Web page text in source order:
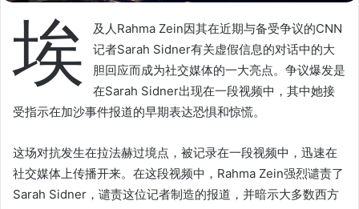
埃
及人Rahma Zein因其在近期与备受争议的CNN
记者Sarah Sidner有关虚假信息的对话中的大
胆回应而成为社交媒体的一大亮点。争议爆发是
在Sarah Sidner出现在一段视频中，其中她接
受指示在加沙事件报道的早期表达恐惧和惊慌。
这场对抗发生在拉法赫过境点，被记录在一段视频中，迅速在
社交媒体上传播开来。在这段视频中，Rahma Zein强烈谴责了
Sarah Sidner，谴责这位记者制造的报道，并暗示大多数西方